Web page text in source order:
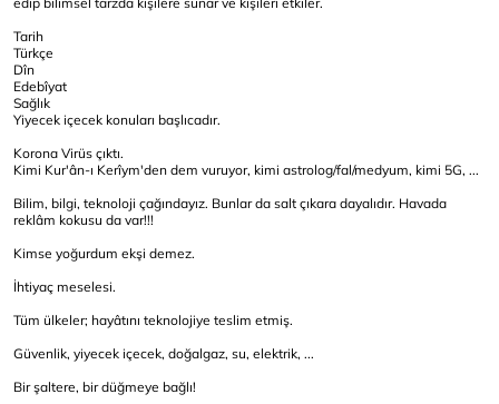
Tarih
Türkçe
Dîn
Edebîyat
Sağlık
Yiyecek içecek konuları başlıcadır.
Korona Virüs çıktı.
Kimi Kur'ân-ı Kerîym'den dem vuruyor, kimi astrolog/fal/medyum, kimi 5G, ...
Bilim, bilgi, teknoloji çağındayız. Bunlar da salt çıkara dayalıdır. Havada
reklâm kokusu da var!!!
Kimse yoğurdum ekşi demez.
İhtiyaç meselesi.
Tüm ülkeler; hayâtını teknolojiye teslim etmiş.
Güvenlik, yiyecek içecek, doğalgaz, su, elektrik, ...
Bir şaltere, bir düğmeye bağlı!